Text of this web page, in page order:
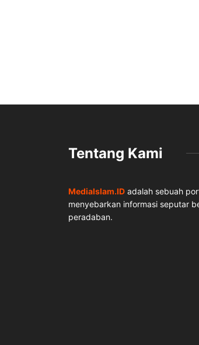
Tentang Kami
MediaIslam.ID adalah sebuah
menyebarkan informasi seputar
peradaban.